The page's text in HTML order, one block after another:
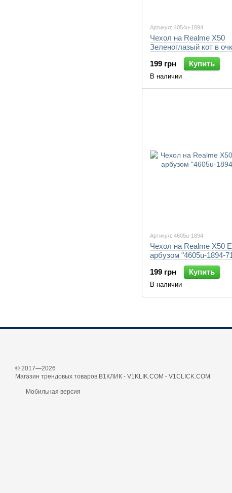
Артикул: 4054u-1894
Чехол на Realme X50
Зеленоглазый кот в
"4054u-1894-7105"
199 грн
Купить
В наличии
Артикул: 4605u-1894
Чехол на Realme X50
арбузом "4605u-1894-
199 грн
Купить
В наличии
© 2017—2026
Магазин трендовых товаров В1КЛИК - V1KLIK.COM - V1CLICK.COM
Мобильная версия